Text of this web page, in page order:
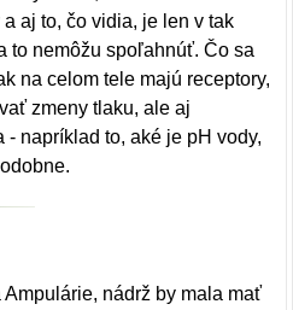
aj to, čo vidia, je len v tak
to nemôžu spoľahnúť. Čo sa
na celom tele majú receptory,
zmeny tlaku, ale aj
napríklad to, aké je pH vody,
nádrž by mala mať